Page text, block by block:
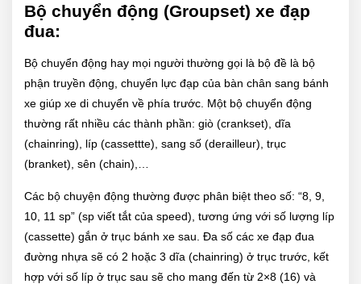
Bộ chuyển động (Groupset) xe đạp
đua:
Bộ chuyển động hay mọi người thường gọi là bộ đề là bộ
phận truyền động, chuyển lực đạp của bàn chân sang bánh
xe giúp xe di chuyển về phía trước. Một bộ chuyển động
thường rất nhiều các thành phần: giò (crankset), dĩa
(chainring), líp (cassettte), sang số (derailleur), trục
(branket), sên (chain),…
Các bộ chuyện động thường được phân biệt theo số: “8, 9,
10, 11 sp” (sp viết tắt của speed), tương ứng với số lượng líp
(cassette) gắn ở trục bánh xe sau. Đa số các xe đạp đua
đường nhựa sẽ có 2 hoặc 3 dĩa (chainring) ở trục trước, kết
hợp với số líp ở trục sau sẽ cho mang đến từ 2×8 (16) và